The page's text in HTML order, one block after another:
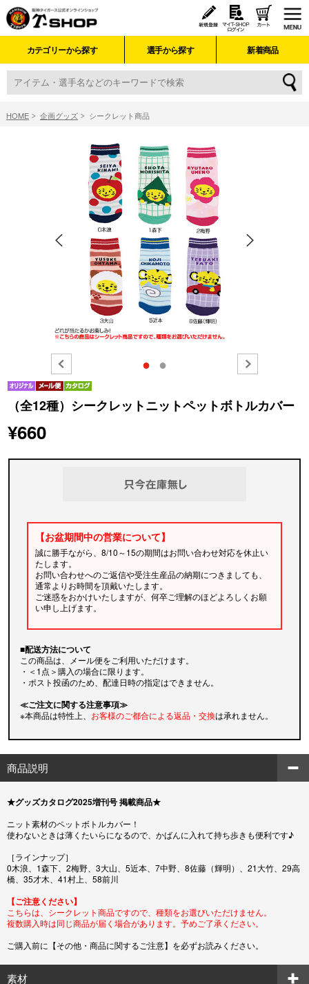
カテゴリーから探す 選手から探す 新着商品
HOME 企画グッズ シークレット商品
● ●
（全12種）シークレットニットペットボトルカバー
¥660
【お盆期間中の営業について】
誠に勝手ながら、8/10～15の期間はお問い合わせ対応を休止い
たします。
お問い合わせへのご返信や受注生産品の納期につきましても、
通常よりお時間を頂戴いたします。
ご迷惑をおかけいたしますが、何卒ご理解のほどよろしくお願
い申し上げます。
■配送方法について
この商品は、メール便をご利用いただけます。
・＜1点＞購入の場合に限ります。
・ポスト投函のため、配達日時の指定はできません。
≪ご注文に関する注意事項≫
※本商品は特性上、 お客様のご都合による返品・交換は承れません。
商品説明
★グッズカタログ2025増刊号 掲載商品★
ニット素材のペットボトルカバー！
使わないときは薄くたいらになるので、かばんに入れて持ち歩きも便利です♪
［ラインナップ］
0木浪、1森下、2梅野、3大山、5近本、7中野、8佐藤（輝明）、21大竹、29高
橋、35才木、41村上、58前川
【ご注意ください】
こちらは、シークレット商品ですので、種類をお選びいただけません。
複数購入時は同じ商品が届く場合があります。予めご了承ください。
ご購入前に【その他・商品に関するご注意】を必ずお読みください。
素材